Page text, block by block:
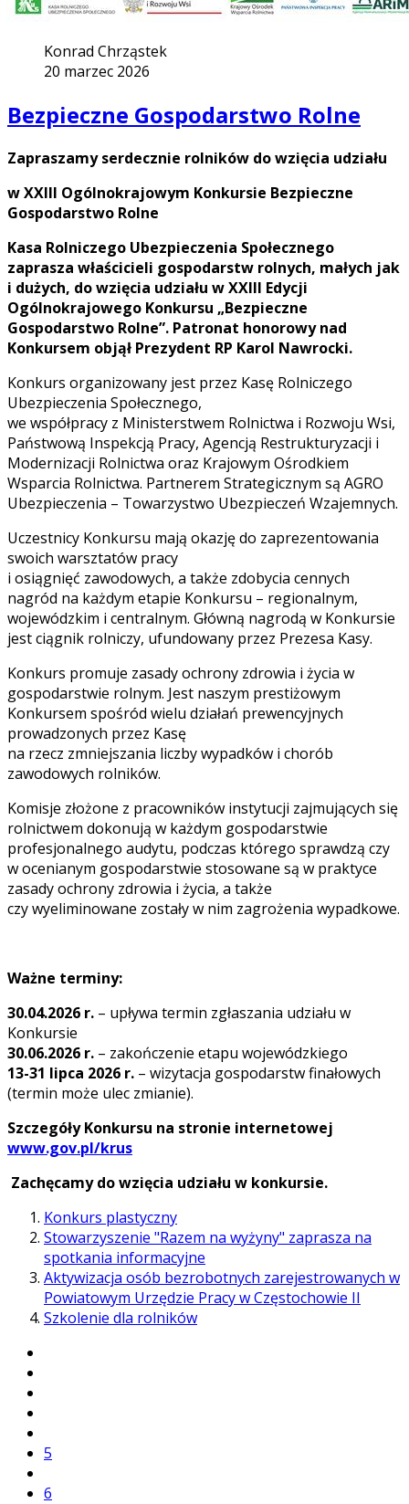
Konrad Chrząstek
20 marzec 2026
Bezpieczne Gospodarstwo Rolne
Zapraszamy serdecznie rolników do wzięcia udziału
w XXIII Ogólnokrajowym Konkursie Bezpieczne
Gospodarstwo Rolne
Kasa Rolniczego Ubezpieczenia Społecznego
zaprasza właścicieli gospodarstw rolnych, małych jak
i dużych, do wzięcia udziału w XXIII Edycji
Ogólnokrajowego Konkursu „Bezpieczne
Gospodarstwo Rolne”. Patronat honorowy nad
Konkursem objął Prezydent RP Karol Nawrocki.
Konkurs organizowany jest przez Kasę Rolniczego
Ubezpieczenia Społecznego,
we współpracy z Ministerstwem Rolnictwa i Rozwoju Wsi,
Państwową Inspekcją Pracy, Agencją Restrukturyzacji i
Modernizacji Rolnictwa oraz Krajowym Ośrodkiem
Wsparcia Rolnictwa. Partnerem Strategicznym są AGRO
Ubezpieczenia – Towarzystwo Ubezpieczeń Wzajemnych.
Uczestnicy Konkursu mają okazję do zaprezentowania
swoich warsztatów pracy
i osiągnięć zawodowych, a także zdobycia cennych
nagród na każdym etapie Konkursu – regionalnym,
wojewódzkim i centralnym. Główną nagrodą w Konkursie
jest ciągnik rolniczy, ufundowany przez Prezesa Kasy.
Konkurs promuje zasady ochrony zdrowia i życia w
gospodarstwie rolnym. Jest naszym prestiżowym
Konkursem spośród wielu działań prewencyjnych
prowadzonych przez Kasę
na rzecz zmniejszania liczby wypadków i chorób
zawodowych rolników.
Komisje złożone z pracowników instytucji zajmujących się
rolnictwem dokonują w każdym gospodarstwie
profesjonalnego audytu, podczas którego sprawdzą czy
w ocenianym gospodarstwie stosowane są w praktyce
zasady ochrony zdrowia i życia, a także
czy wyeliminowane zostały w nim zagrożenia wypadkowe.
Ważne terminy:
30.04.2026 r. – upływa termin zgłaszania udziału w
Konkursie
30.06.2026 r. – zakończenie etapu wojewódzkiego
13-31 lipca 2026 r. – wizytacja gospodarstw finałowych
(termin może ulec zmianie).
Szczegóły Konkursu na stronie internetowej
www.gov.pl/krus
Zachęcamy do wzięcia udziału w konkursie.
Konkurs plastyczny
Stowarzyszenie "Razem na wyżyny" zaprasza na
spotkania informacyjne
Aktywizacja osób bezrobotnych zarejestrowanych w
Powiatowym Urzędzie Pracy w Częstochowie II
Szkolenie dla rolników
5
6